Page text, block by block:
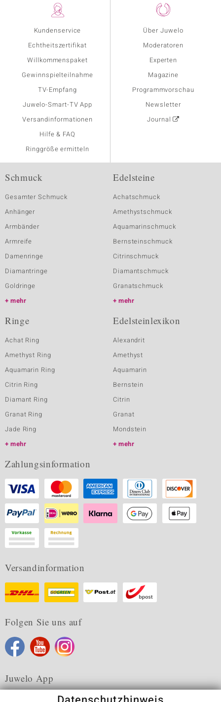
Kundenservice
Echtheitszertifikat
Willkommenspaket
Gewinnspielteilnahme
TV-Empfang
Juwelo-Smart-TV App
Versandinformationen
Hilfe & FAQ
Ringgröße ermitteln
Über Juwelo
Moderatoren
Experten
Magazine
Programmvorschau
Newsletter
Journal
Schmuck
Gesamter Schmuck
Anhänger
Armbänder
Armreife
Damenringe
Diamantringe
Goldringe
mehr
Edelsteine
Achatschmuck
Amethystschmuck
Aquamarinschmuck
Bernsteinschmuck
Citrinschmuck
Diamantschmuck
Granatschmuck
mehr
Ringe
Achat Ring
Amethyst Ring
Aquamarin Ring
Citrin Ring
Diamant Ring
Granat Ring
Jade Ring
mehr
Edelsteinlexikon
Alexandrit
Amethyst
Aquamarin
Bernstein
Citrin
Granat
Mondstein
mehr
Zahlungsinformation
Versandinformation
Folgen Sie uns auf
Juwelo App